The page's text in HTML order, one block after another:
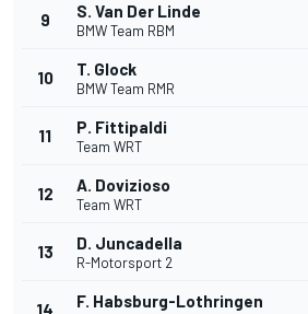
9 S. Van Der Linde
BMW Team RBM
10 T. Glock
BMW Team RMR
11 P. Fittipaldi
Team WRT
12 A. Dovizioso
Team WRT
13 D. Juncadella
R-Motorsport 2
14 F. Habsburg-Lothringen